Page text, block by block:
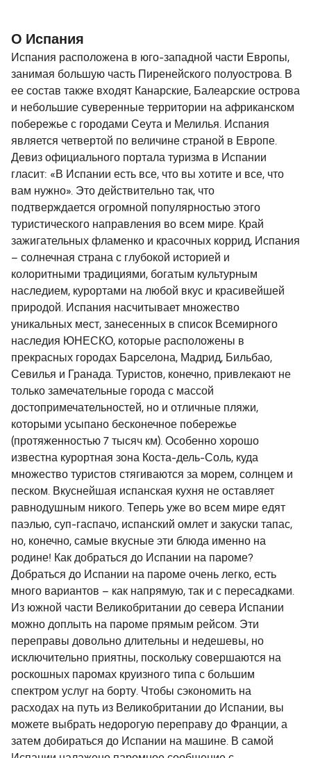
О Испания
Испания расположена в юго-западной части Европы,
занимая большую часть Пиренейского полуострова. В
ее состав также входят Канарские, Балеарские острова
и небольшие суверенные территории на африканском
побережье с городами Сеута и Мелилья. Испания
является четвертой по величине страной в Европе.
Девиз официального портала туризма в Испании
гласит: «В Испании есть все, что вы хотите и все, что
вам нужно». Это действительно так, что
подтверждается огромной популярностью этого
туристического направления во всем мире. Край
зажигательных фламенко и красочных коррид, Испания
– солнечная страна с глубокой историей и
колоритными традициями, богатым культурным
наследием, курортами на любой вкус и красивейшей
природой. Испания насчитывает множество
уникальных мест, занесенных в список Всемирного
наследия ЮНЕСКО, которые расположены в
прекрасных городах Барселона, Мадрид, Бильбао,
Севилья и Гранада. Туристов, конечно, привлекают не
только замечательные города с массой
достопримечательностей, но и отличные пляжи,
которыми усыпано бесконечное побережье
(протяженностью 7 тысяч км). Особенно хорошо
известна курортная зона Коста-дель-Соль, куда
множество туристов стягиваются за морем, солнцем и
песком. Вкуснейшая испанская кухня не оставляет
равнодушным никого. Теперь уже во всем мире едят
паэлью, суп-гаспачо, испанский омлет и закуски тапас,
но, конечно, самые вкусные эти блюда именно на
родине! Как добраться до Испании на пароме?
Добраться до Испании на пароме очень легко, есть
много вариантов – как напрямую, так и с пересадками.
Из южной части Великобритании до севера Испании
можно доплыть на пароме прямым рейсом. Эти
переправы довольно длительны и недешевы, но
исключительно приятны, поскольку совершаются на
роскошных паромах круизного типа с большим
спектром услуг на борту. Чтобы сэкономить на
расходах на путь из Великобритании до Испании, вы
можете выбрать недорогую переправу до Франции, а
затем добираться до Испании на машине. В самой